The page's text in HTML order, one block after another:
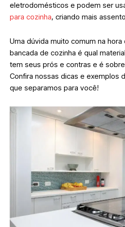
eletrodomésticos e podem ser
para cozinha, criando mais
Uma dúvida muito comum na
bancada de cozinha é qual
tem seus prós e contras e é
Confira nossas dicas e exemplos
que separamos para você!